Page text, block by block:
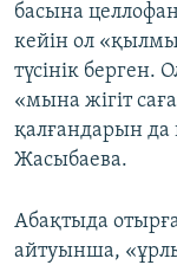
басына
кейін ол
түсінік
«мына жігіт
қалғандарын
Жасыбаева.
Абақтыда
айтуынша,